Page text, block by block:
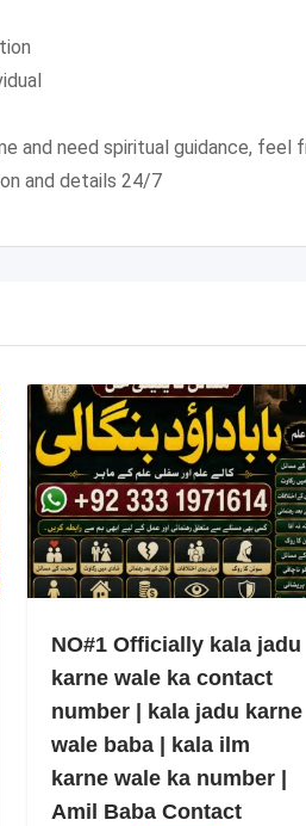
and need spiritual guidance, feel
and details 24/7
NO#1 Officially kala jadu
karne wale ka contact
number | kala jadu karne
wale baba | kala ilm
karne wale ka number |
Amil Baba Contact